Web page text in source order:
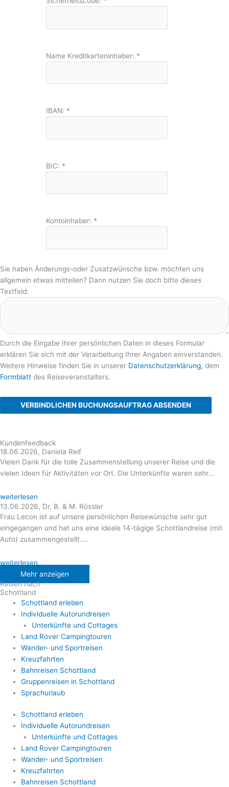
Name Kreditkarteninhaber: *
IBAN: *
BIC: *
Kontoinhaber: *
Sie haben Änderungs-oder Zusatzwünsche bzw. möchten uns
allgemein etwas mitteilen? Dann nutzen Sie doch bitte dieses
Textfeld:
Durch die Eingabe Ihrer persönlichen Daten in dieses Formular
erklären Sie sich mit der Verarbeitung Ihrer Angaben einverstanden.
Weitere Hinweise finden Sie in unserer Datenschutzerklärung, dem
Formblatt des Reiseveranstalters.
VERBINDLICHEN BUCHUNGSAUFTRAG ABSENDEN
Kundenfeedback
18.06.2026, Daniela Reif
Vielen Dank für die tolle Zusammenstellung unserer Reise und die
vielen Ideen für Aktivitäten vor Ort. Die Unterkünfte waren sehr...
weiterlesen
13.06.2026, Dr. B. & M. Rössler
Frau Lecon ist auf unsere persönlichen Reisewünsche sehr gut
eingegangen und hat uns eine ideale 14-tägige Schottlandreise (mit
Auto) zusammengestellt....
weiterlesen
Mehr anzeigen
Reisen nach
Schottland
Schottland erleben
Individuelle Autorundreisen
Unterkünfte und Cottages
Land Rover Campingtouren
Wander- und Sportreisen
Kreuzfahrten
Bahnreisen Schottland
Gruppenreisen in Schottland
Sprachurlaub
Schottland erleben
Individuelle Autorundreisen
Unterkünfte und Cottages
Land Rover Campingtouren
Wander- und Sportreisen
Kreuzfahrten
Bahnreisen Schottland